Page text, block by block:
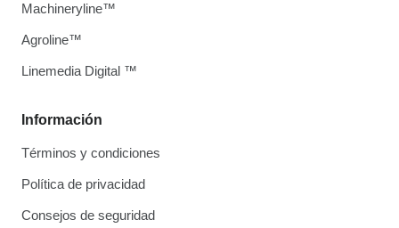
Información
Términos y condiciones
Política de privacidad
Consejos de seguridad
Machineryline™
Agroline™
Linemedia Digital ™